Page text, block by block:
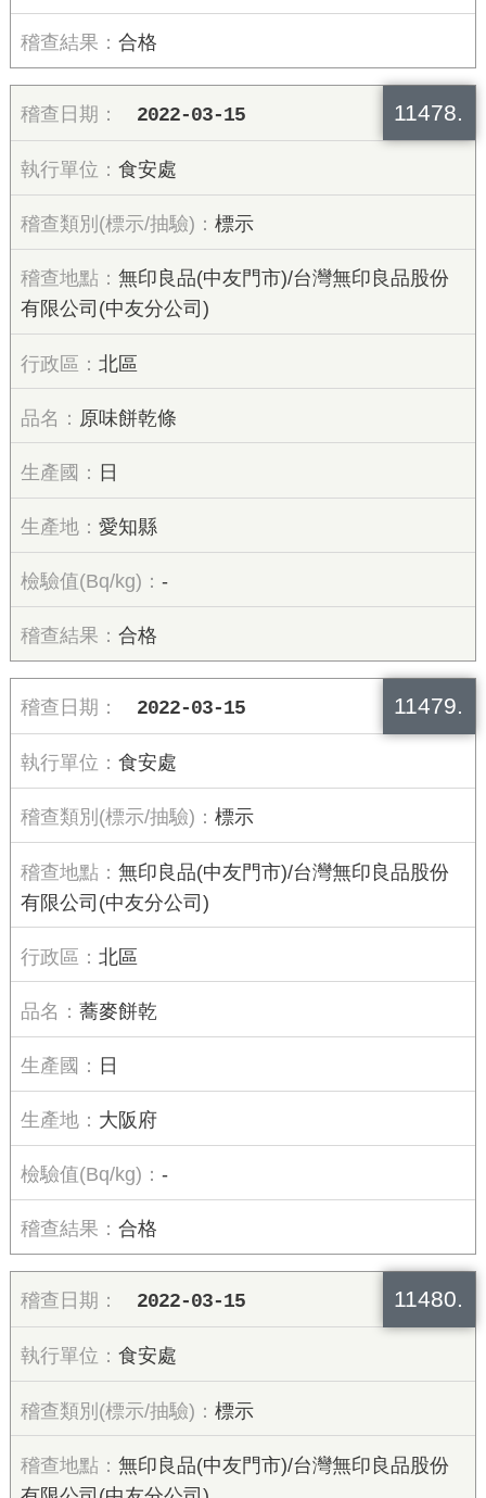
合格
11478.
2022-03-15
食安處
標示
無印良品(中友門市)/台灣無印良品股份
有限公司(中友分公司)
北區
原味餅乾條
日
愛知縣
-
合格
11479.
2022-03-15
食安處
標示
無印良品(中友門市)/台灣無印良品股份
有限公司(中友分公司)
北區
蕎麥餅乾
日
大阪府
-
合格
11480.
2022-03-15
食安處
標示
無印良品(中友門市)/台灣無印良品股份